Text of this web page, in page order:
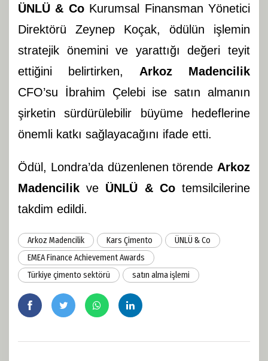
ÜNLÜ & CoKurumsal Finansman Yönetici
Direktörü Zeynep Koçak, ödülün işlemin
stratejik önemini ve yarattığı değeri teyit
ettiğini belirtirken, Arkoz Madencilik
CFO’su İbrahim Çelebi ise satın almanın
şirketin sürdürülebilir büyüme hedeflerine
önemli katkı sağlayacağını ifade etti.
Ödül, Londra’da düzenlenen törende Arkoz
Madencilik ve ÜNLÜ & Cotemsilcilerine
takdim edildi.
Arkoz Madencilik Kars Çimento
ÜNLÜ & Co
EMEA Finance Achievement Awards
Türkiye çimento sektörü
satın alma işlemi